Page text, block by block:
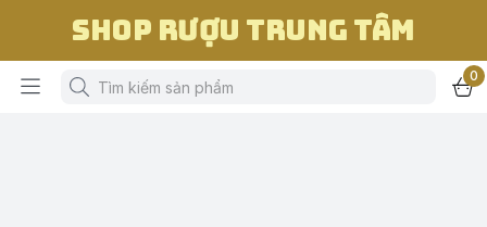
Shop Rượu Trung Tâm
0